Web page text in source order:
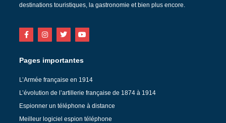
destinations touristiques, la gastronomie et bien plus encore.
Pages importantes
L’Armée française en 1914
L’évolution de l’artillerie française de 1874 à 1914
Espionner un téléphone à distance
Meilleur logiciel espion téléphone